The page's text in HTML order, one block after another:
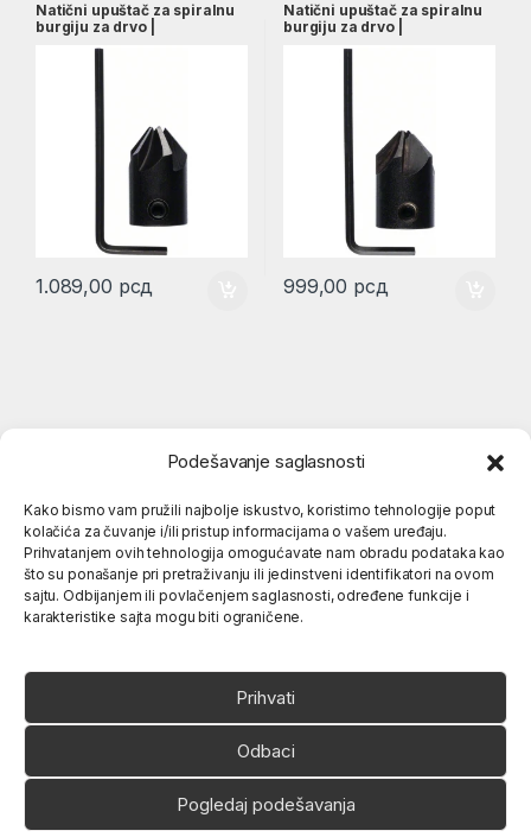
Podešavanje saglasnosti
Kako bismo vam pružili najbolje iskustvo, koristimo tehnologije poput
kolačića za čuvanje i/ili pristup informacijama o vašem uređaju.
Prihvatanjem ovih tehnologija omogućavate nam obradu podataka kao
što su ponašanje pri pretraživanju ili jedinstveni identifikatori na ovom
sajtu. Odbijanjem ili povlačenjem saglasnosti, određene funkcije i
karakteristike sajta mogu biti ograničene.
Prihvati
Odbaci
Pogledaj podešavanja
Natični upuštač za spiralnu
burgiju za drvo |
2608585738
1.089,00 рсд
Natični upuštač za spiralnu
burgiju za drvo |
999,00 рсд
Popularne kategorije
O nama
Ukoliko imate neko pitanje,
slobodno nas pozovite